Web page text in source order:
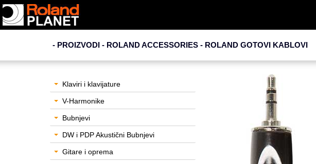
- PROIZVODI - ROLAND ACCESSORIES - ROLAND GOTOVI KABLOVI
Klaviri i klavijature
V-Harmonike
Bubnjevi
DW i PDP Akustični Bubnjevi
Gitare i oprema